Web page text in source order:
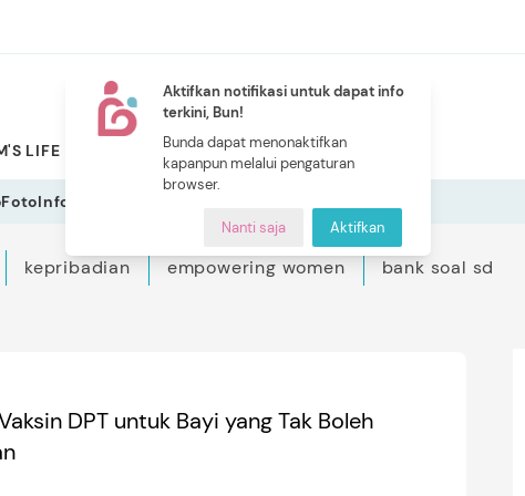
Aktifkan notifikasi untuk dapat info
terkini, Bun!
Bunda dapat menonaktifkan
kapanpun melalui pengaturan
browser.
Nanti saja Aktifkan
LIFE PILIHAN BUNDA
NEW
CERITA BUNDA
FotoInfografis
kepribadian empowering women bank soal sd
DPT untuk Bayi yang Tak Boleh